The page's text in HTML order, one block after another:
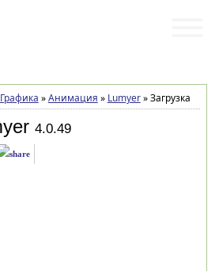
Графика »Анимация » Lumyer»Загрузка
4.0.49